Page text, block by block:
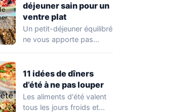
déjeuner sain pour un
ventre plat
Un petit-déjeuner équilibré
ne vous apporte pas
11 idées de dîners
d’été à ne pas louper
Les aliments d'été valent
tous les jours froids et